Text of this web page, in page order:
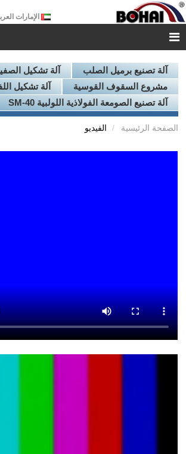
الإمارات
آلة تصنيع برميل الصلب
آلة تشكيل
مشروع السقوف القوسية
آلة تشكيل
آلة تصنيع الصومعة الفولاذية اللولبية SM-40
الصفحة الرئيسية الفيديو